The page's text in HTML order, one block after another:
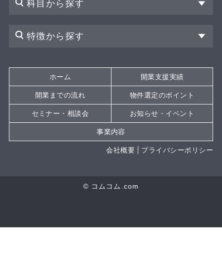
科目から探す
特徴から探す
ホーム 開業支援実績
開業までの流れ 物件選定のポイント
セミナー・相談会 お知らせ・イベント
事業内容
会社概要 プライバシーポリシー
© コムコム.com